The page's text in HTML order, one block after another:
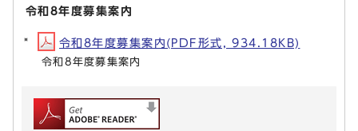
令和8年度募集案内
令和8年度募集案内(PDF形式, 934.18KB)
令和8年度募集案内